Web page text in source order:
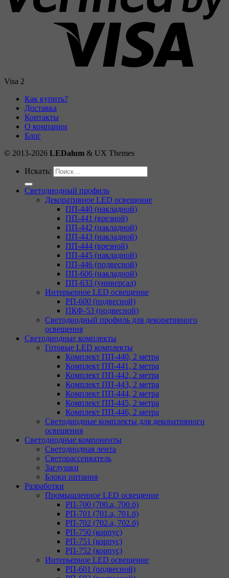
Visa 2
Как купить?
Доставка
Контакты
О компании
Блог
© 2013-2026 LEDalum & UX Themes
Искать:
Светодиодный профиль
Декоративное LED освещение
ПП-440 (накладной)
ПП-441 (врезной)
ПП-442 (накладной)
ПП-443 (накладной)
ПП-444 (врезной)
ПП-445 (накладной)
ПП-446 (подвесной)
ПП-606 (накладной)
ПП-633 (универсал)
Интерьерное LED освещение
РП-600 (подвесной)
ПКФ-53 (подвесной)
Светодиодный профиль для декоративного
освещения
Светодиодные комплекты
Готовые LED комплекты
Комплект ПП-440, 2 метра
Комплект ПП-441, 2 метра
Комплект ПП-442, 2 метра
Комплект ПП-443, 2 метра
Комплект ПП-444, 2 метра
Комплект ПП-445, 2 метра
Комплект ПП-446, 2 метра
Светодиодные комплекты для декоративного
освещения
Светодиодные компоненты
Светодиодная лента
Светорассеиватель
Заглушки
Блоки питания
Разработки
Промышленное LED освещение
РП-700 (700.а, 700.б)
РП-701 (701.а, 701.б)
РП-702 (702.а, 702.б)
РП-750 (корпус)
РП-751 (корпус)
РП-752 (корпус)
Интерьерное LED освещение
РП-601 (подвесной)